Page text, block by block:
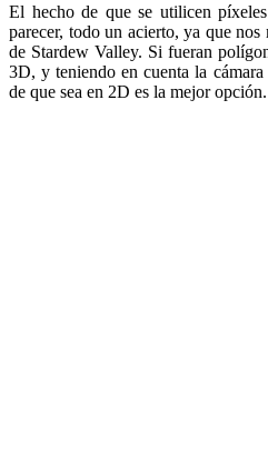
El hecho de que se utilicen
parecer, todo un acierto, ya que
de Stardew Valley. Si fueran
3D, y teniendo en cuenta la
de que sea en 2D es la mejor opción.